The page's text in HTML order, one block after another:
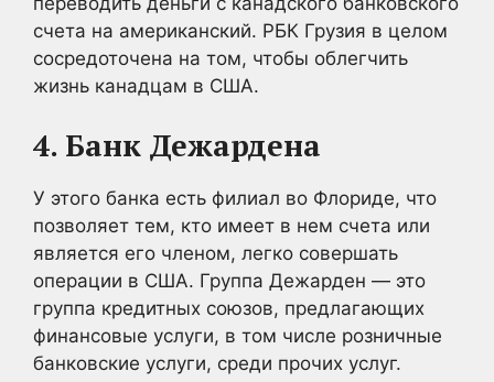
счета на американский. РБК Грузия в целом
сосредоточена на том, чтобы облегчить
жизнь канадцам в США.
4. Банк Дежардена
У этого банка есть филиал во Флориде, что
позволяет тем, кто имеет в нем счета или
является его членом, легко совершать
операции в США. Группа Дежарден — это
группа кредитных союзов, предлагающих
финансовые услуги, в том числе розничные
банковские услуги, среди прочих услуг.